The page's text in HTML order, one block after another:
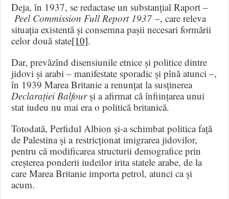
Deja, în 1937, se redactase un substanțial Raport –
Peel Commission Full Report 1937 –, care releva
situația existentă și consemna pașii necesari formării
celor două state[10].
Dar, prevăzînd disensiunile etnice și politice dintre
jidovi și arabi – manifestate sporadic și pînă atunci –,
în 1939 Marea Britanie a renunțat la susținerea
Declarației Balfourși a afirmat că înființarea unui
stat iudeu nu mai era o politică britanică.
Totodată, Perfidul Albion și-a schimbat politica față
de Palestina și a restricționat imigrarea jidovilor,
pentru că modificarea structurii demografice prin
creșterea ponderii iudeilor irita statele arabe, de la
care Marea Britanie importa petrol, atunci ca și
acum.